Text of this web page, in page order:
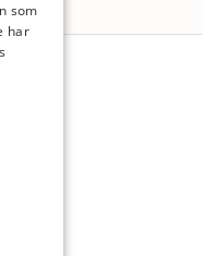
som
har